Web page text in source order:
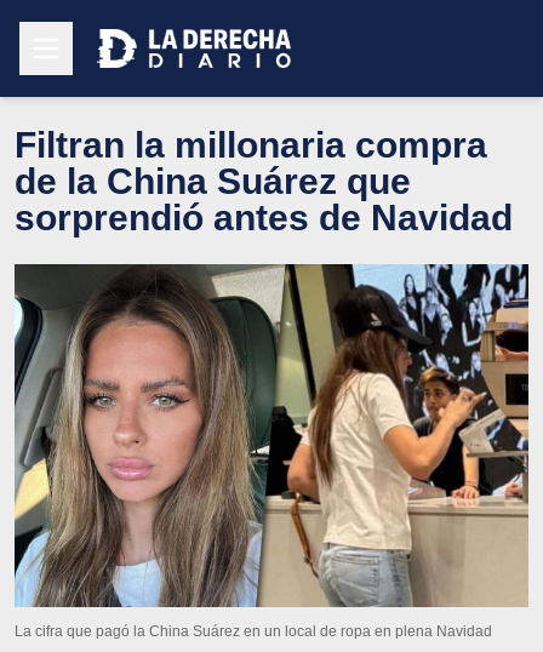
Filtran la millonaria compra
de la China Suárez que
sorprendió antes de Navidad
La cifra que pagó la China Suárez en un local de ropa en plena Navidad